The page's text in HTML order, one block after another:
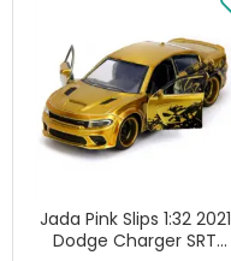
Jada Pink Slips 1:32 2021
Dodge Charger SRT